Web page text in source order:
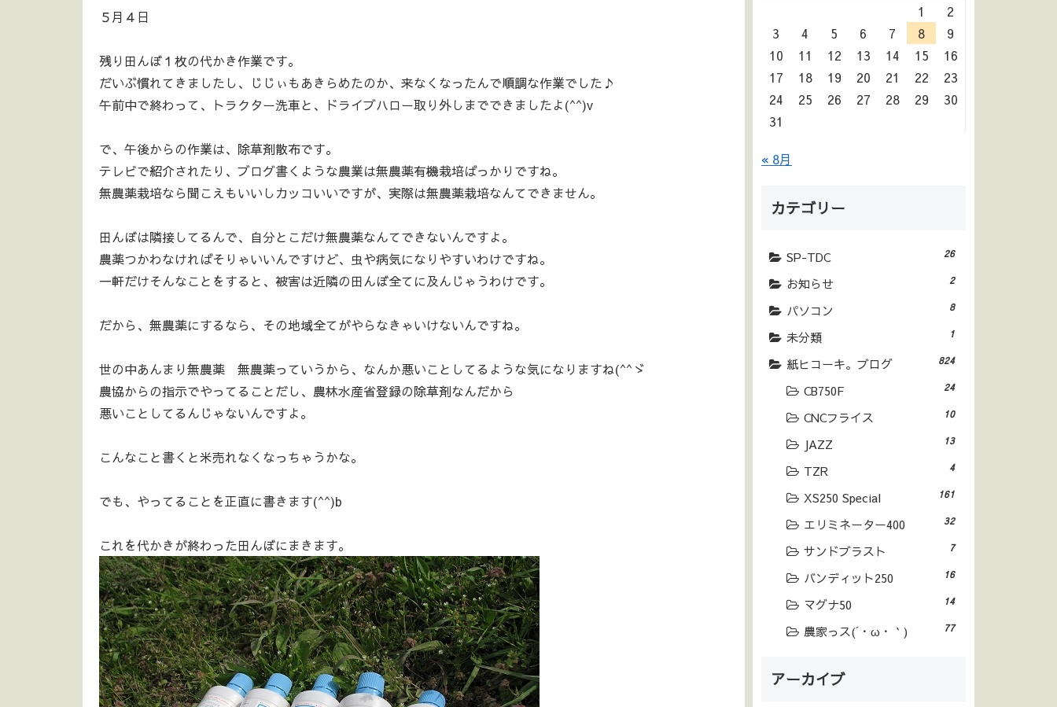
５月４日
残り田んぼ１枚の代かき作業です。
だいぶ慣れてきましたし、じじぃもあきらめたのか、来なくなったんで順調な作業でした♪
午前中で終わって、トラクター洗車と、ドライブハロー取り外しまでできましたよ(^^)v
で、午後からの作業は、除草剤散布です。
テレビで紹介されたり、ブログ書くような農業は無農薬有機栽培ばっかりですね。
無農薬栽培なら聞こえもいいしカッコいいですが、実際は無農薬栽培なんてできません。
田んぼは隣接してるんで、自分とこだけ無農薬なんてできないんですよ。
農薬つかわなければそりゃいいんですけど、虫や病気になりやすいわけですね。
一軒だけそんなことをすると、被害は近隣の田んぼ全てに及んじゃうわけです。
だから、無農薬にするなら、その地域全てがやらなきゃいけないんですね。
世の中あんまり無農薬 無農薬っていうから、なんか悪いことしてるような気になりますね(^^ゞ
農協からの指示でやってることだし、農林水産省登録の除草剤なんだから
悪いことしてるんじゃないんですよ。
こんなこと書くと米売れなくなっちゃうかな。
でも、やってることを正直に書きます(^^)b
これを代かきが終わった田んぼにまきます。
1
2
3
4 5 6 7 8
9
10
11 12 13 14 15
16
17
18 19 20 21 22
23
24
25 26 27 28 29
30
31
« 8月
カテゴリー
SP-TDC 26
お知らせ 2
パソコン 8
未分類 1
紙ヒコーキ。ブログ 824
CB750F 24
CNCフライス 10
JAZZ 13
TZR 4
XS250 Special 161
エリミネーター400 32
サンドブラスト 7
バンディット250 16
マグナ50 14
農家っス(´・ω・｀) 77
アーカイブ